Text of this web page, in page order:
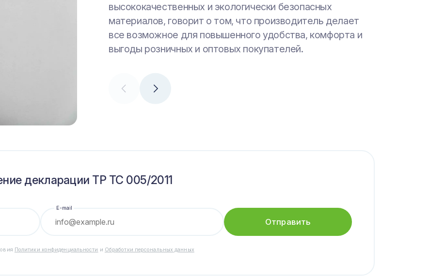
высококачественных и экологически безопасных
материалов, говорит о том, что производитель делает
все возможное для повышенного удобства, комфорта и
выгоды розничных и оптовых покупателей.
отличной возможностью показать, что компания четко
придерживается действующего законодательства и
ведет свою деятельность, ориентируясь на
государственные и международные стандарты.
производителю показывать свой бренд с самой лучшей и
привлекательной стороны, поэтому компании начинает
доверять все больше покупателей и партнеров.
декларации ТР ТС 005/2011
E-mail
Отправить
Политики конфиденциальности и Обработки персональных данных